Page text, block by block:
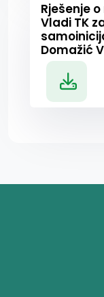
Rješenje
Vladi TK
Domažić